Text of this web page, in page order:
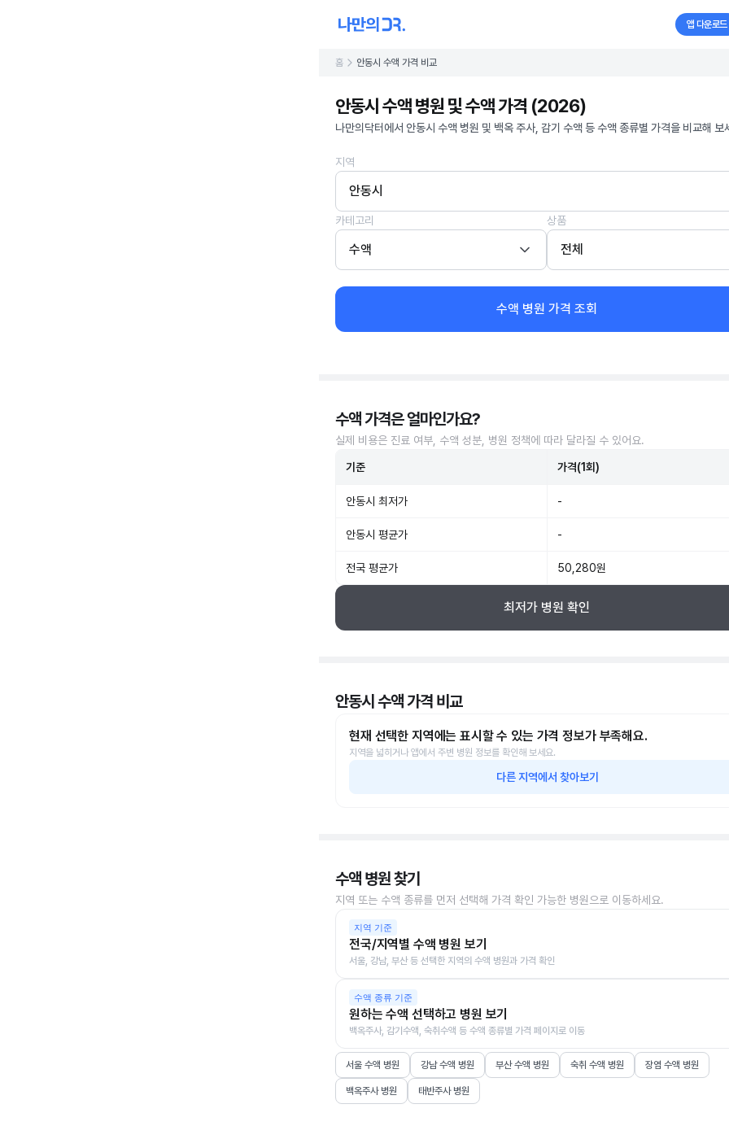
앱 다운로드
홈 안동시 수액 가격 비교
안동시 수액 병원 및 수액 가격 (2026)
나만의닥터에서 안동시 수액 병원 및 백옥 주사, 감기 수액 등 수액 종류별 가격을 비교해 보
지역
안동시
카테고리
수액
상품
전체
수액 병원 가격 조회
수액 가격은 얼마인가요?
실제 비용은 진료 여부, 수액 성분, 병원 정책에 따라 달라질 수 있어요.
기준 가격(1회)
안동시 최저가 -
안동시 평균가 -
전국 평균가 50,280원
최저가 병원 확인
안동시 수액 가격 비교
현재 선택한 지역에는 표시할 수 있는 가격 정보가 부족해요.
지역을 넓히거나 앱에서 주변 병원 정보를 확인해 보세요.
다른 지역에서 찾아보기
수액 병원 찾기
지역 또는 수액 종류를 먼저 선택해 가격 확인 가능한 병원으로 이동하세요.
지역 기준
전국/지역별 수액 병원 보기
서울, 강남, 부산 등 선택한 지역의 수액 병원과 가격 확인
수액 종류 기준
원하는 수액 선택하고 병원 보기
백옥주사, 감기수액, 숙취수액 등 수액 종류별 가격 페이지로 이동
서울 수액 병원 강남 수액 병원 부산 수액 병원 숙취 수액 병원 장염 수액 병원
백옥주사 병원 태반주사 병원